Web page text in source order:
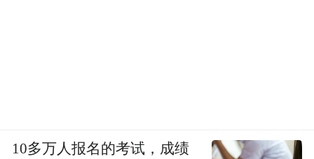
10多万人报名的考试，成绩